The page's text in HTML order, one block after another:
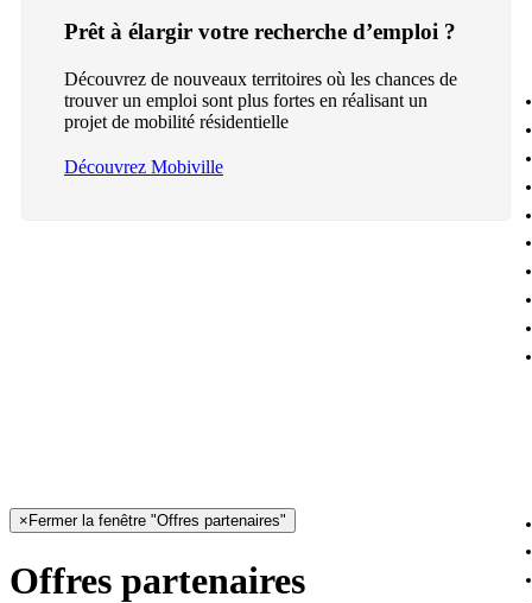
Prêt à élargir votre recherche d’emploi ?
Découvrez de nouveaux territoires où les chances de
trouver un emploi sont plus fortes en réalisant un
projet de mobilité résidentielle
Découvrez Mobiville
× Fermer la fenêtre "Offres partenaires"
Offres partenaires